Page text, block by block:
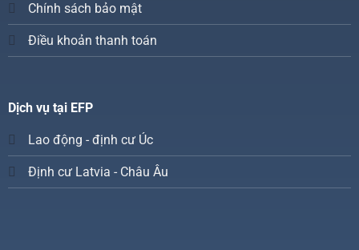
Chính sách bảo mật
Điều khoản thanh toán
Dịch vụ tại EFP
Lao động - định cư Úc
Định cư Latvia - Châu Âu